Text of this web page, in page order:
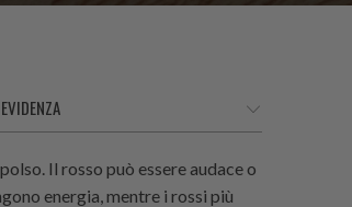
Il rosso può essere audace o
energia, mentre i rossi più